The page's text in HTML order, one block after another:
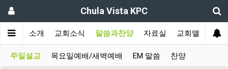
Chula Vista KPC
교회소개 교회소식 말씀과찬양 자료실 교회앨범
주일설교 목요일예배/새벽예배 EM 말씀 찬양